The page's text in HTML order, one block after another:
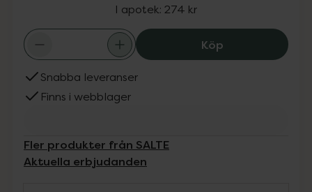
I apotek: 274 kr
KöpSALTE
Snabba leveranser
Finns i webblager
Fler produkter från SALTE
Aktuella erbjudanden